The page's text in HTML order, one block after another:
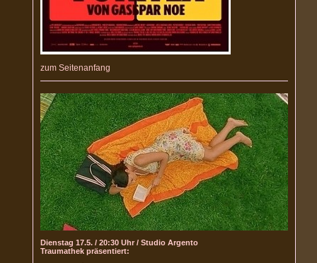
zum Seitenanfang
Dienstag 17.5. / 20:30 Uhr / Studio Argento
Traumathek präsentiert: